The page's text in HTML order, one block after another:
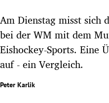
Untermenü
Untermenü
Untermenü
Am Dienstag misst sich
bei der WM mit dem
Eishockey-Sports. Eine
auf - ein Vergleich.
Peter Karlik